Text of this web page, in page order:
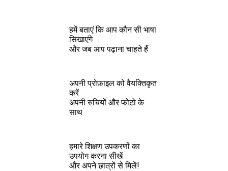
हमें बताएं कि आप कौन सी भाषा
सिखाएंगे
और जब आप पढ़ाना चाहते हैं
अपनी प्रोफ़ाइल को वैयक्तिकृत
करें
अपनी रुचियों और फोटो के
साथ
हमारे शिक्षण उपकरणों का
उपयोग करना सीखें
और अपने छात्रों से मिलें!